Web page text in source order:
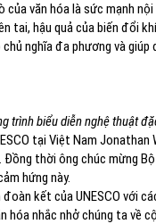
văn hóa là sức mạnh
tai, hậu quả của biến đổi
nghĩa đa phương và
trình biểu diễn nghệ thuật
tại Việt Nam
thời ông chúc mừng
hứng này.
kết của UNESCO với
hóa nhắc nhở chúng ta về